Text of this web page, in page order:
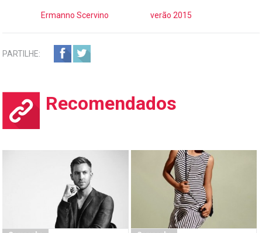
Ermanno Scervino verão 2015
PARTILHE:
Recomendados